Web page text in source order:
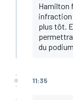
Hamilton
infraction
plus tôt.
du
11:35